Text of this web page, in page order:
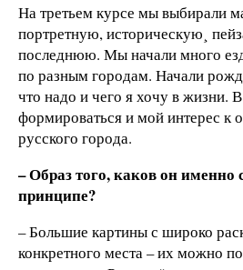
На третьем курсе мы выбирали
портретную, историческую¸
последнюю. Мы начали много
по разным городам. Начали
что надо и чего я хочу в жизни.
формироваться и мой интерес к
русского города.
– Образ того, каков он именно
принципе?
– Большие картины с широко
конкретного места – их можно